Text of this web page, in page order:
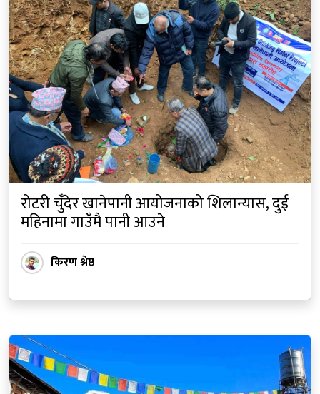
रोटरी चुँदेर खानेपानी आयोजनाको शिलान्यास, दुई
महिनामा गाउँमै पानी आउने
किरण श्रेष्ठ